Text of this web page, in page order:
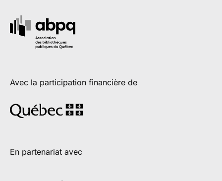
Avec la participation financière de
En partenariat avec